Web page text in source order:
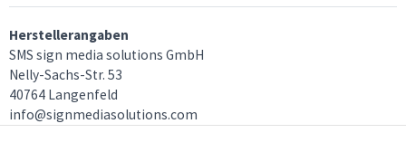
Herstellerangaben
SMS sign media solutions GmbH
Nelly-Sachs-Str. 53
40764 Langenfeld
info@signmediasolutions.com